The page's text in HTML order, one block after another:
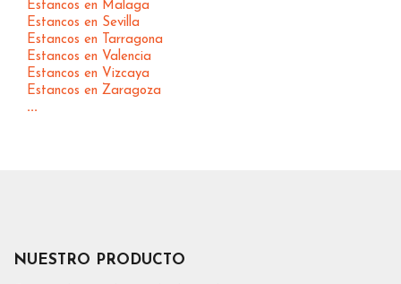
Estancos en Malaga
Estancos en Sevilla
Estancos en Tarragona
Estancos en Valencia
Estancos en Vizcaya
Estancos en Zaragoza
...
NUESTRO PRODUCTO